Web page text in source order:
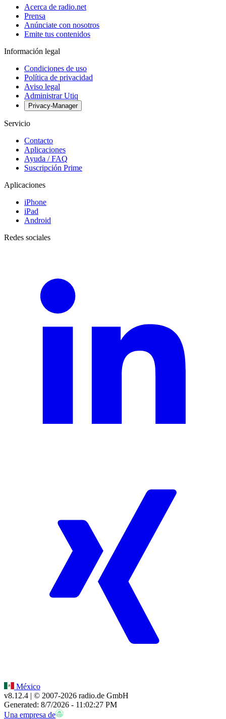
Acerca de radio.net
Prensa
Anúnciate con nosotros
Emite tus contenidos
Información legal
Condiciones de uso
Política de privacidad
Aviso legal
Administrar Utiq
Privacy-Manager
Servicio
Contacto
Aplicaciones
Ayuda / FAQ
Suscripción Prime
Aplicaciones
iPhone
iPad
Android
Redes sociales
México
v8.12.4 | © 2007-2026 radio.de GmbH
Generated: 8/7/2026 - 11:02:27 PM
Una empresa de